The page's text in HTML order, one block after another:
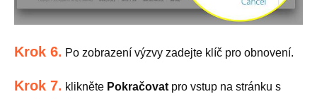
Krok 6. Po zobrazení výzvy zadejte klíč pro obnovení.
Krok 7. klikněte Pokračovat pro vstup na stránku s